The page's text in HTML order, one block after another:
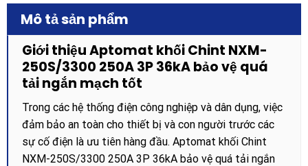
Mô tả sản phẩm
Giới thiệu Aptomat khối Chint NXM-
250S/3300 250A 3P 36kA bảo vệ quá
tải ngắn mạch tốt
Trong các hệ thống điện công nghiệp và dân dụng, việc
đảm bảo an toàn cho thiết bị và con người trước các
sự cố điện là ưu tiên hàng đầu. Aptomat khối Chint
NXM-250S/3300 250A 3P 36kA bảo vệ quá tải ngắn